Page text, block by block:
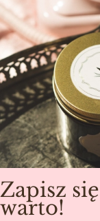
Zapisz
warto!